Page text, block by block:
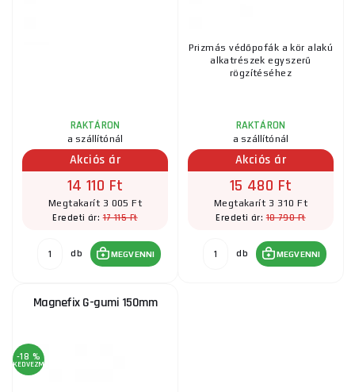
RAKTÁRON
a szállítónál
Akciós ár
14 110 Ft
Megtakarít 3 005 Ft
Eredeti ár:17 115 Ft
db MEGVENNI
Prizmás védőpofák a kör alakú
alkatrészek egyszerű
rögzítéséhez
RAKTÁRON
a szállítónál
Akciós ár
15 480 Ft
Megtakarít 3 310 Ft
Eredeti ár:18 790 Ft
db MEGVENNI
Magnefix G-gumi 150mm
-18 %
KEDVEZMÉNY